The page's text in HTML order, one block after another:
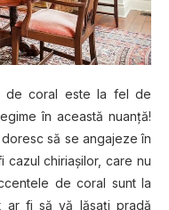
de coral este la fel de
în această nuanţă!
să se angajeze în
cazul chiriaşilor, care nu
de coral sunt la
ar fi să vă lăsaţi pradă